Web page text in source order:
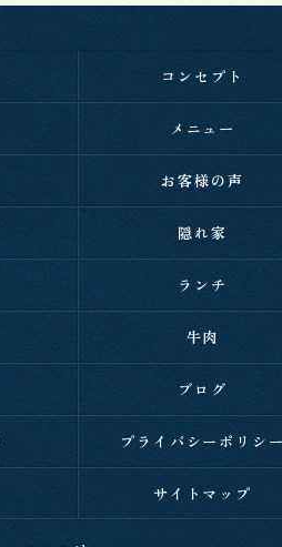
コンセプト
メニュー
お客様の声
隠れ家
ランチ
牛肉
ブログ
プライバシーポリシ
サイトマップ